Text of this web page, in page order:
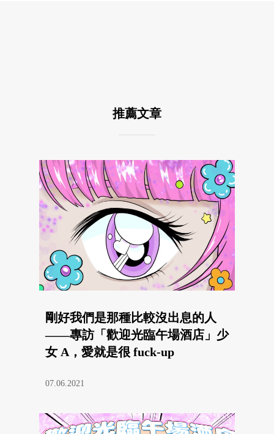
推薦文章
剛好我們是那種比較沒出息的人
——專訪「歡迎光臨午場酒店」少
女 A，愛就是很 fuck-up
07.06.2021